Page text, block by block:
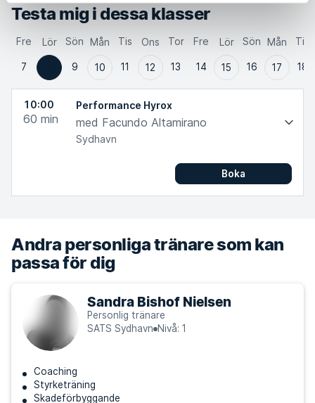
Testa mig i dessa klasser
Fre
7
Lör Sön
9
Mån
10
Tis
11
Ons
12
Tor
13
Fre
14
Lör
15
Sön
16
Mån
17
Tis
18
10:00
60 min
Performance Hyrox
med Facundo Altamirano
Sydhavn
Boka
Andra personliga tränare som kan
passa för dig
Sandra Bishof Nielsen
Personlig tränare
SATS Sydhavn Nivå: 1
Coaching
Styrketräning
Skadeförbyggande